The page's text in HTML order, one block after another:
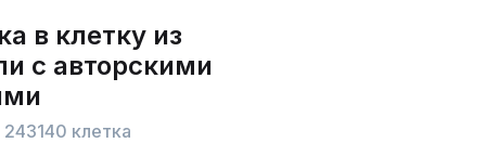
в клетку из
с авторскими
клетка